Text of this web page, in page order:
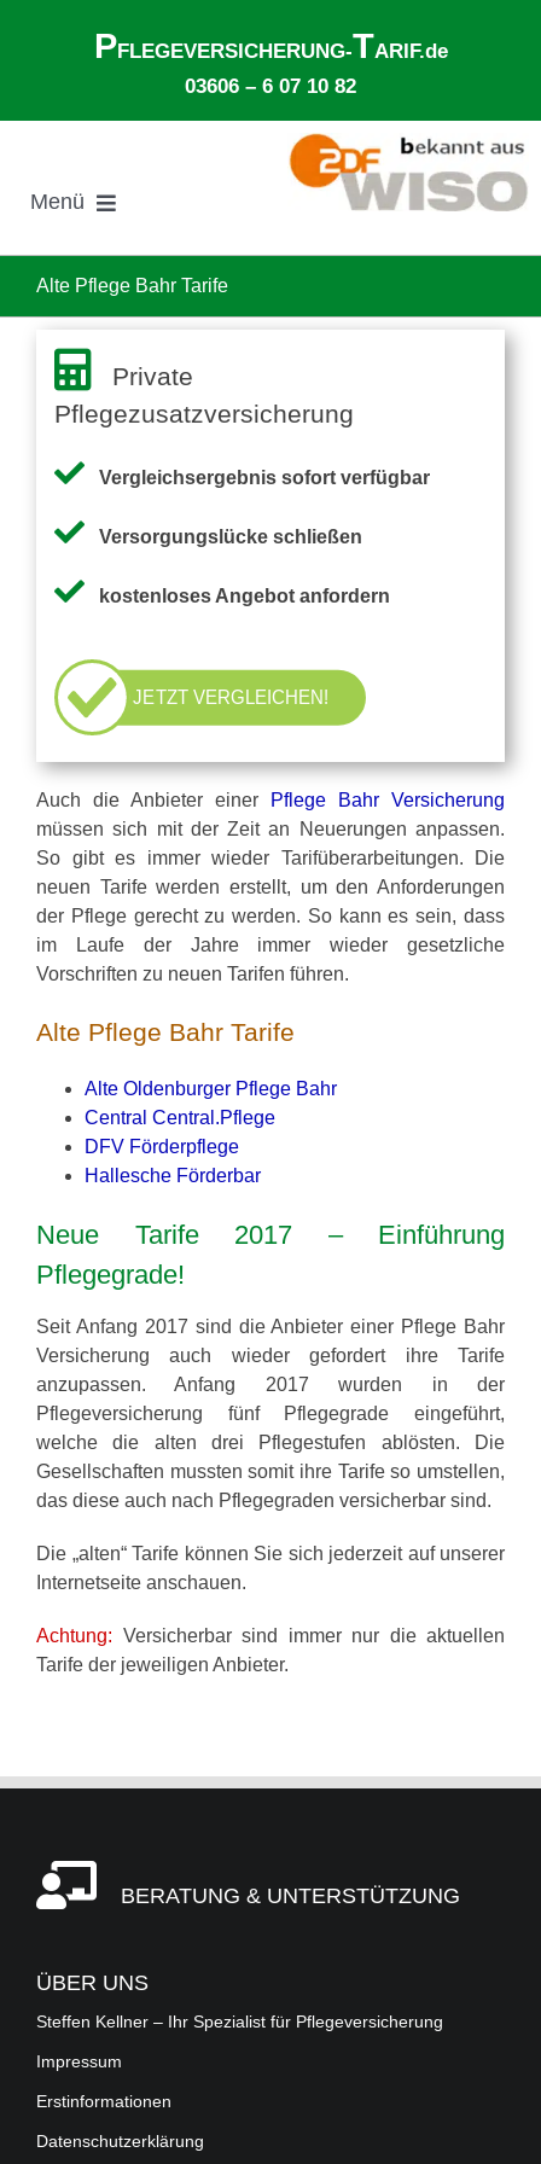
PFLEGEVERSICHERUNG-TARIF.de
03606 – 6 07 10 82
Menü
Suche
nach:
Ø Pflegekosten im Pflegeheim
Pflegezusatzversicherung
Pflegezusatz – Vergleichsrechner
Vorerkrankung
Testsieger
Alte Pflege Bahr Tarife
Private
Pflegezusatzversicherung
Vergleichsergebnis sofort verfügbar
Versorgungslücke schließen
kostenloses Angebot anfordern
JETZT VERGLEICHEN!
Auch die Anbieter einer
Pflege Bahr Versicherung
müssen sich mit der Zeit an Neuerungen anpassen.
So gibt es immer wieder Tarifüberarbeitungen. Die
neuen Tarife werden erstellt, um den Anforderungen
der Pflege gerecht zu werden. So kann es sein, dass
im Laufe der Jahre immer wieder gesetzliche
Vorschriften zu neuen Tarifen führen.
Alte Pflege Bahr Tarife
Alte Oldenburger Pflege Bahr
Central Central.Pflege
DFV Förderpflege
Hallesche Förderbar
Neue Tarife 2017 – Einführung
Pflegegrade!
Seit Anfang 2017 sind die Anbieter einer Pflege Bahr
Versicherung auch wieder gefordert ihre Tarife
anzupassen. Anfang 2017 wurden in der
Pflegeversicherung fünf Pflegegrade eingeführt,
welche die alten drei Pflegestufen ablösten. Die
Gesellschaften mussten somit ihre Tarife so umstellen,
das diese auch nach Pflegegraden versicherbar sind.
Die „alten“ Tarife können Sie sich jederzeit auf unserer
Internetseite anschauen.
Achtung: Versicherbar sind immer nur die aktuellen
Tarife der jeweiligen Anbieter.
BERATUNG & UNTERSTÜTZUNG
ÜBER UNS
Steffen Kellner – Ihr Spezialist für Pflegeversicherung
Impressum
Erstinformationen
Datenschutzerklärung